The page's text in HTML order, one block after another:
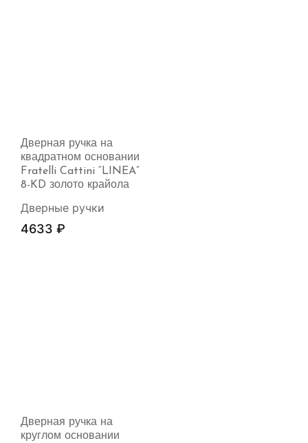
Дверная ручка на
квадратном основании
Fratelli Cattini “LINEA”
8-KD золото крайола
Дверные ручки
4633 ₽
Дверная ручка на
круглом основании